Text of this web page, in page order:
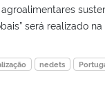
será realizado na
nedets